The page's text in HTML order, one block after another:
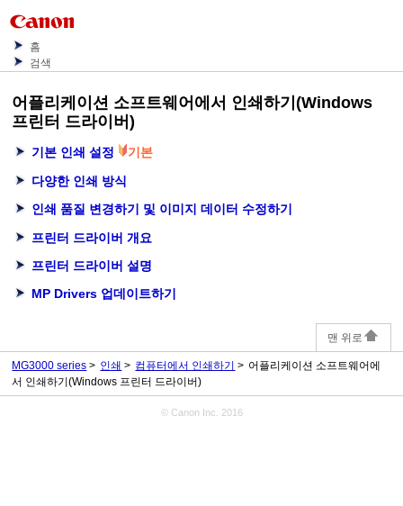
홈
검색
어플리케이션 소프트웨어에서 인쇄하기(Windows
프린터 드라이버)
기본 인쇄 설정
기본
다양한 인쇄 방식
인쇄 품질 변경하기 및 이미지 데이터 수정하기
프린터 드라이버 개요
프린터 드라이버 설명
MP Drivers 업데이트하기
맨 위로
MG3000 series 인쇄 컴퓨터에서 인쇄하기
어플리케이션 소프트웨어에
서 인쇄하기(Windows 프린터 드라이버)
© Canon Inc. 2016